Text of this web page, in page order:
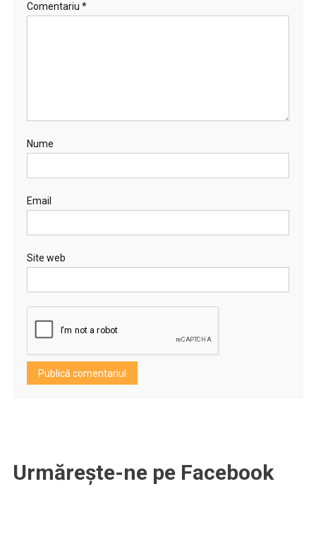
Comentariu *
Nume
Email
Site web
Urmărește-ne pe Facebook